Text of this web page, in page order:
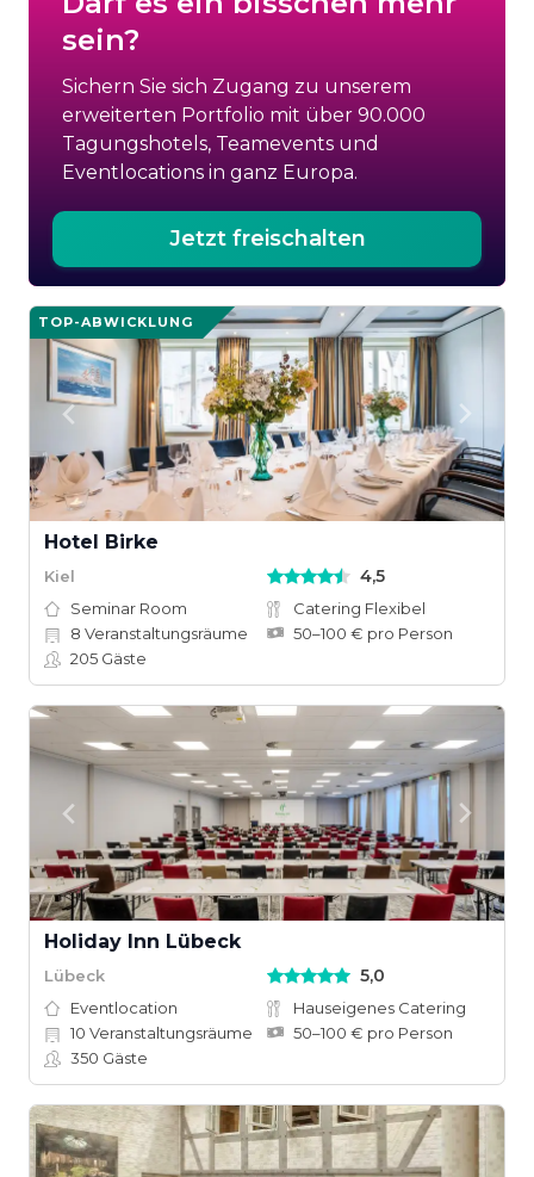
sein?
Sichern Sie sich Zugang zu unserem
erweiterten Portfolio mit über 90.000
Tagungshotels, Teamevents und
Eventlocations in ganz Europa.
Jetzt freischalten
TOP-ABWICKLUNG
Hotel Birke
Kiel 4,5
Seminar Room
Catering Flexibel
8 Veranstaltungsräume
50–100 € pro Person
205 Gäste
Holiday Inn Lübeck
Lübeck 5,0
Eventlocation
Hauseigenes Catering
10 Veranstaltungsräume
50–100 € pro Person
350 Gäste